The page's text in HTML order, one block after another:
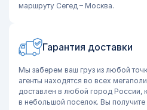
маршруту Сегед – Москва.
Гарантия доставки
Мы заберем ваш груз из любой
агенты находятся во всех
доставлен в любой город России,
в небольшой поселок. Вы